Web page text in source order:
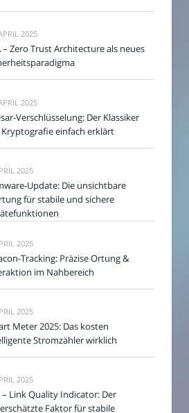
2025
– Zero Trust Architecture als neues
2025
Verschlüsselung: Der Klassiker
einfach erklärt
2025
Update: Die unsichtbare
für stabile und sichere
2025
Tracking: Präzise Ortung &
im Nahbereich
2025
Meter 2025: Das kosten
Stromzähler wirklich
2025
– Link Quality Indicator: Der
Faktor für stabile